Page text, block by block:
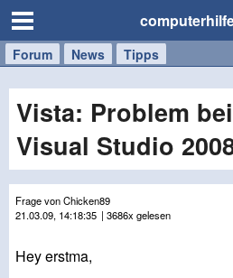
Forum News Tipps
Handy
Tablet
Windows
Mac
Vista: Problem
Visual Studio
Frage von Chicken89
21.03.09, 14:18:35 | 3686x gelesen
Hey erstma,